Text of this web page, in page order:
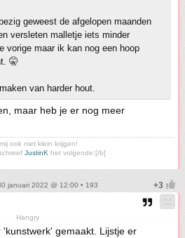
geweest de afgelopen maanden
versleten malletje iets minder
vorige maar ik kan nog een hoop
🤫
van harder hout.
maar heb je er nog meer
ook niet klein krijgen!
JustinK het volgende:[/b]
januari 2022 @ 12:00 • 193
Hangry
gemaakt. Lijstje er